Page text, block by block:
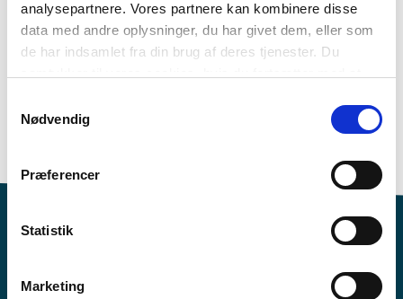
analysepartnere. Vores partnere kan kombinere disse
data med andre oplysninger, du har givet dem, eller som
de har indsamlet fra din brug af deres tjenester. Du
Nødvendig
Præferencer
Statistik
Marketing
TAGGAR
Aktivitetsförslag
Språkförståelse - grannspråksundervisning